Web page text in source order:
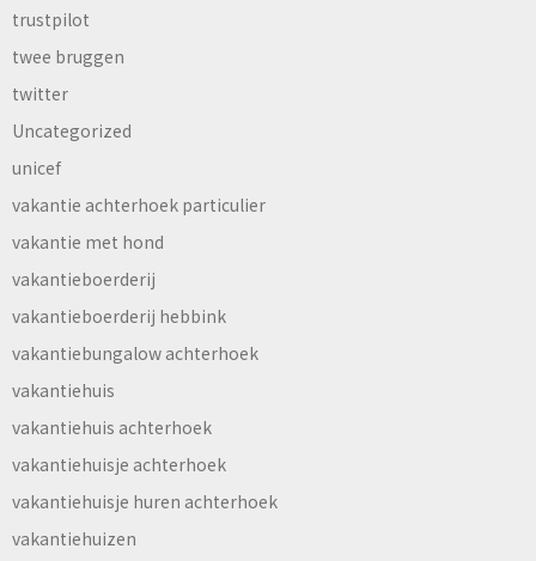
trustpilot
twee bruggen
twitter
Uncategorized
unicef
vakantie achterhoek particulier
vakantie met hond
vakantieboerderij
vakantieboerderij hebbink
vakantiebungalow achterhoek
vakantiehuis
vakantiehuis achterhoek
vakantiehuisje achterhoek
vakantiehuisje huren achterhoek
vakantiehuizen